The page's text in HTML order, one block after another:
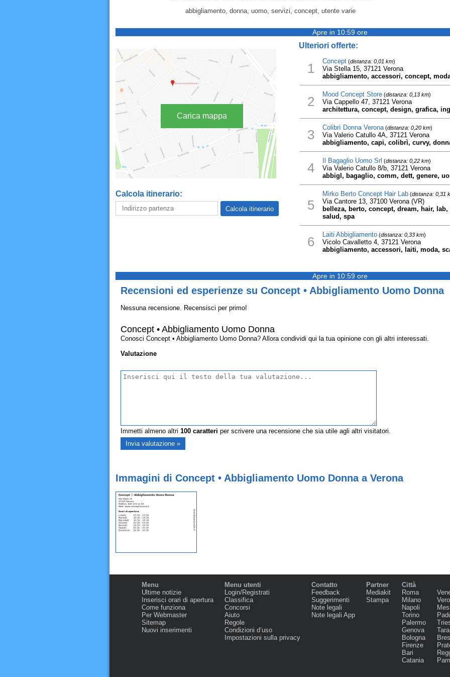
abbigliamento, donna, uomo, servizi, concept, utente varie
Apre in 10:59 ore
Carica mappa
Calcola itinerario:
Ulteriori offerte:
1 Concept(distanza: 0,01 km)
Via Stella 15, 37121 Verona
abbigliamento, accessori, concept,
2 Mood Concept Store(distanza: 0,13 km)
Via Cappello 47, 37121 Verona
architettura, concept, design, grafica,
3 Colibrì Donna Verona(distanza: 0,20 km)
Via Valerio Catullo 4A, 37121 Verona
abbigliamento, capi, colibrì, curvy,
4 Il Bagaglio Uomo Srl (distanza: 0,22 km)
Via Valerio Catullo 8/b, 37121 Verona
abbigl, bagaglio, comm, dett, genere,
5
Mirko Berto Concept Hair Lab(distanza: 0,31
Via Cantore 13, 37100 Verona (VR)
belleza, berto, concept, dream, hair,
salud, spa
6 Laiti Abbigliamento(distanza: 0,33 km)
Vicolo Cavalletto 4, 37121 Verona
abbigliamento, accessori, laiti, moda,
Apre in 10:59 ore
Recensioni ed esperienze su Concept • Abbigliamento Uomo Donna
Nessuna recensione. Recensisci per primo!
Concept • Abbigliamento Uomo Donna
Conosci Concept • Abbigliamento Uomo Donna? Allora condividi qui la tua opinione con gli altri interessati.
Valutazione
Immetti almeno altri 100caratteri per scrivere una recensione che sia utile agli altri visitatori.
Immagini di Concept • Abbigliamento Uomo Donna a Verona
Menu
Ultime notizie
Inserisci orari di apertura
Come funziona
Per Webmaster
Sitemap
Nuovi inserimenti
Menu utenti
Login/Registrati
Classifica
Concorsi
Aiuto
Regole
Condizioni d‘uso
Impostazioni sulla privacy
Contatto
Feedback
Suggerimenti
Note legali
Note legali App
Partner
Mediakit
Stampa
Città
Roma
Milano
Napoli
Torino
Palermo
Genova
Bologna
Firenze
Bari
Catania